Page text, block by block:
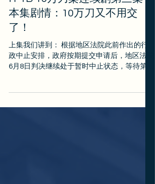
H-1B 10万刀案连续剧第三集！
本集剧情：10万刀又不用交
了！
上集我们讲到： 根据地区法院此前作出的行
一巡回法院处理政府的中止申请。 所以，行